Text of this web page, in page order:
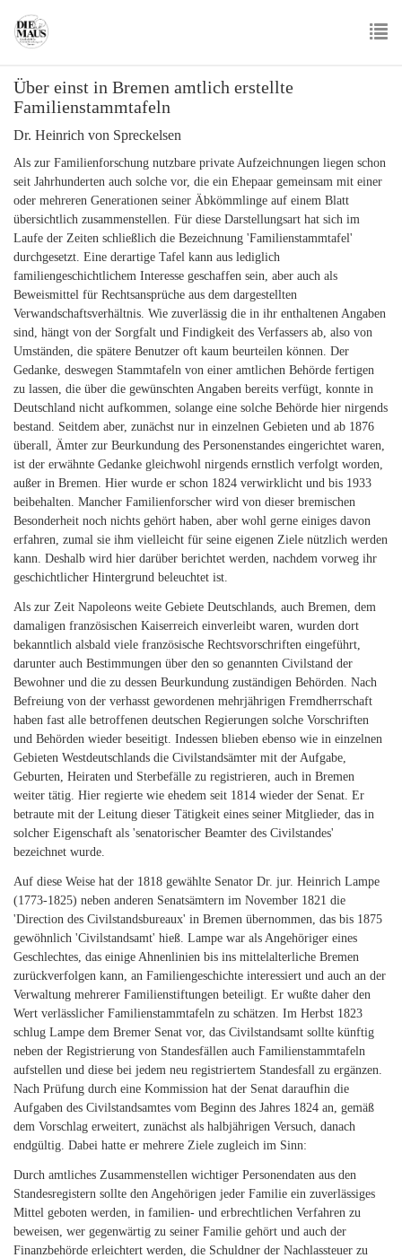
main
Über einst in Bremen amtlich erstellte
Familienstammtafeln
Dr. Heinrich von Spreckelsen
Als zur Familienforschung nutzbare private Aufzeichnungen liegen schon
seit Jahrhunderten auch solche vor, die ein Ehepaar gemeinsam mit einer
oder mehreren Generationen seiner Äbkömmlinge auf einem Blatt
übersichtlich zusammenstellen. Für diese Darstellungsart hat sich im
Laufe der Zeiten schließlich die Bezeichnung 'Familienstammtafel'
durchgesetzt. Eine derartige Tafel kann aus lediglich
familiengeschichtlichem Interesse geschaffen sein, aber auch als
Beweismittel für Rechtsansprüche aus dem dargestellten
Verwandschaftsverhältnis. Wie zuverlässig die in ihr enthaltenen Angaben
sind, hängt von der Sorgfalt und Findigkeit des Verfassers ab, also von
Umständen, die spätere Benutzer oft kaum beurteilen können. Der
Gedanke, deswegen Stammtafeln von einer amtlichen Behörde fertigen
zu lassen, die über die gewünschten Angaben bereits verfügt, konnte in
Deutschland nicht aufkommen, solange eine solche Behörde hier nirgends
bestand. Seitdem aber, zunächst nur in einzelnen Gebieten und ab 1876
überall, Ämter zur Beurkundung des Personenstandes eingerichtet waren,
ist der erwähnte Gedanke gleichwohl nirgends ernstlich verfolgt worden,
außer in Bremen. Hier wurde er schon 1824 verwirklicht und bis 1933
beibehalten. Mancher Familienforscher wird von dieser bremischen
Besonderheit noch nichts gehört haben, aber wohl gerne einiges davon
erfahren, zumal sie ihm vielleicht für seine eigenen Ziele nützlich werden
kann. Deshalb wird hier darüber berichtet werden, nachdem vorweg ihr
geschichtlicher Hintergrund beleuchtet ist.
Als zur Zeit Napoleons weite Gebiete Deutschlands, auch Bremen, dem
damaligen französischen Kaiserreich einverleibt waren, wurden dort
bekanntlich alsbald viele französische Rechtsvorschriften eingeführt,
darunter auch Bestimmungen über den so genannten Civilstand der
Bewohner und die zu dessen Beurkundung zuständigen Behörden. Nach
Befreiung von der verhasst gewordenen mehrjährigen Fremdherrschaft
haben fast alle betroffenen deutschen Regierungen solche Vorschriften
und Behörden wieder beseitigt. Indessen blieben ebenso wie in einzelnen
Gebieten Westdeutschlands die Civilstandsämter mit der Aufgabe,
Geburten, Heiraten und Sterbefälle zu registrieren, auch in Bremen
weiter tätig. Hier regierte wie ehedem seit 1814 wieder der Senat. Er
betraute mit der Leitung dieser Tätigkeit eines seiner Mitglieder, das in
solcher Eigenschaft als 'senatorischer Beamter des Civilstandes'
bezeichnet wurde.
Auf diese Weise hat der 1818 gewählte Senator Dr. jur. Heinrich Lampe
(1773-1825) neben anderen Senatsämtern im November 1821 die
'Direction des Civilstandsbureaux' in Bremen übernommen, das bis 1875
gewöhnlich 'Civilstandsamt' hieß. Lampe war als Angehöriger eines
Geschlechtes, das einige Ahnenlinien bis ins mittelalterliche Bremen
zurückverfolgen kann, an Familiengeschichte interessiert und auch an der
Verwaltung mehrerer Familienstiftungen beteiligt. Er wußte daher den
Wert verlässlicher Familienstammtafeln zu schätzen. Im Herbst 1823
schlug Lampe dem Bremer Senat vor, das Civilstandsamt sollte künftig
neben der Registrierung von Standesfällen auch Familienstammtafeln
aufstellen und diese bei jedem neu registriertem Standesfall zu ergänzen.
Nach Prüfung durch eine Kommission hat der Senat daraufhin die
Aufgaben des Civilstandsamtes vom Beginn des Jahres 1824 an, gemäß
dem Vorschlag erweitert, zunächst als halbjährigen Versuch, danach
endgültig. Dabei hatte er mehrere Ziele zugleich im Sinn:
Durch amtliches Zusammenstellen wichtiger Personendaten aus den
Standesregistern sollte den Angehörigen jeder Familie ein zuverlässiges
Mittel geboten werden, in familien- und erbrechtlichen Verfahren zu
beweisen, wer gegenwärtig zu seiner Familie gehört und auch der
Finanzbehörde erleichtert werden, die Schuldner der Nachlassteuer zu